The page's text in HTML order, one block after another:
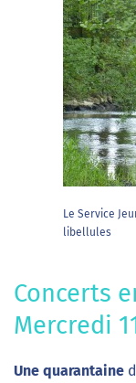
Le Service
libellules
Concerts
Mercredi
Une quarantaine